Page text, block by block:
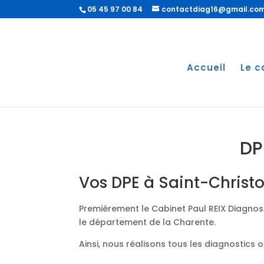
05 45 97 00 84
Accueil Le
Vos DPE à Saint-
Premièrement le Cabinet Paul REIX
le département de la Charente.
Ainsi, nous réalisons tous les diagnostics